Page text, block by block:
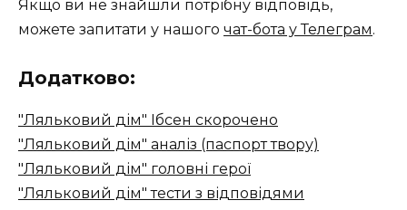
Якщо ви не знайшли потрібну відповідь,
можете запитати у нашого чат-бота у Телеграм.
Додатково:
"Ляльковий дім" Ібсен скорочено
"Ляльковий дім" аналіз (паспорт твору)
"Ляльковий дім" головні герої
"Ляльковий дім" тести з відповідями